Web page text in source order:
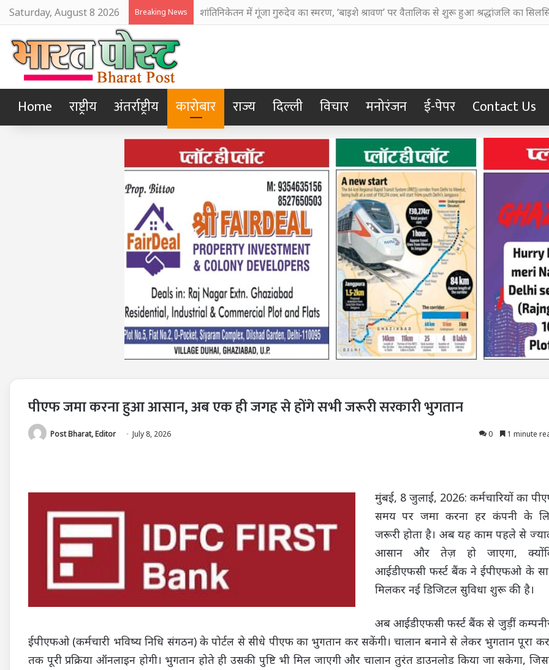
Saturday, August 8 2026 Breaking News अजय नदी में दूषित पानी बहाने का आरोप, चुरूलिया में भाजपा का हल्लाबोल
Home राष्ट्रीय अंतर्राष्ट्रीय कारोबार राज्य दिल्ली विचार मनोरंजन ई-पेपर Contact Us
पीएफ जमा करना हुआ आसान, अब एक ही जगह से होंगे सभी जरूरी सरकारी भुगतान
Post Bharat, Editor July 8, 2026 0 1 minute
मुंबई, 8 जुलाई, 2026: कर्मचारियों का
समय पर जमा करना हर कंपनी के
जरूरी होता है। अब यह काम पहले से
आसान और तेज़ हो जाएगा,
आईडीएफसी फर्स्ट बैंक ने ईपीएफओ के
मिलकर नई डिजिटल सुविधा शुरू की है।
अब आईडीएफसी फर्स्ट बैंक से जुड़ीं
ईपीएफओ (कर्मचारी भविष्य निधि संगठन) के पोर्टल से सीधे पीएफ का भुगतान कर सकेंगी। चालान बनाने से लेकर भुगतान पूरा
तक पूरी प्रक्रिया ऑनलाइन होगी। भुगतान होते ही उसकी पुष्टि भी मिल जाएगी और चालान तुरंत डाउनलोड किया जा सकेगा,